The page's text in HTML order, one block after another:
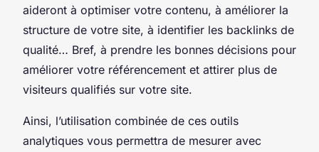
aideront à optimiser votre contenu, à améliorer la
structure de votre site, à identifier les backlinks de
qualité… Bref, à prendre les bonnes décisions pour
améliorer votre référencement et attirer plus de
visiteurs qualifiés sur votre site.
Ainsi, l’utilisation combinée de ces outils
analytiques vous permettra de mesurer avec